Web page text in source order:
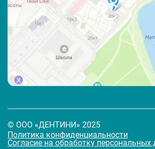
© ООО «ДЕНТИНИ» 2025
Политика конфиденциальности
Согласие на обработку персональных